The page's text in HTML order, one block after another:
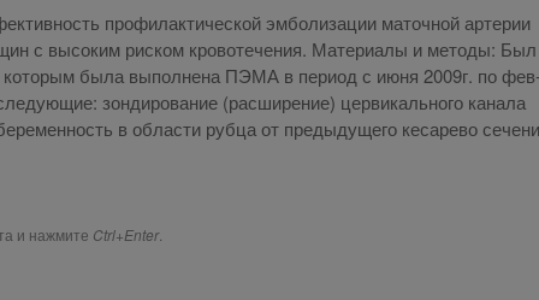
про­фи­лак­ти­че­ской эм­бо­ли­за­ции ма­точ­ной ар­те­рии
с вы­со­ким риском кро­во­те­че­ния. Ма­те­ри­а­лы и ме­то­ды: Был
ко­то­рым бы­ла вы­пол­не­на ПЭМА в пе­ри­од с июня 2009г. по
зон­ди­ро­ва­ние (рас­ши­ре­ние) цер­ви­каль­но­го ка­на­ла
в об­ла­сти руб­ца от преды­ду­ще­го ке­са­ре­во
и нажмите Ctrl+Enter.